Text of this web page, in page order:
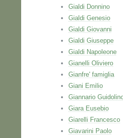
Gialdi Donnino
Gialdi Genesio
Gialdi Giovanni
Gialdi Giuseppe
Gialdi Napoleone
Gianelli Oliviero
Gianfre' famiglia
Giani Emilio
Giannario
Giara Eusebio
Giarelli Francesco
Giavarini Paolo